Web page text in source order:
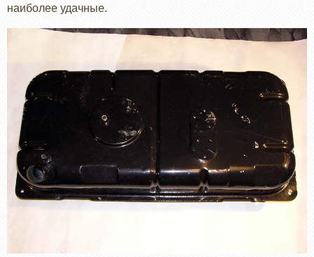
наиболее удачные.